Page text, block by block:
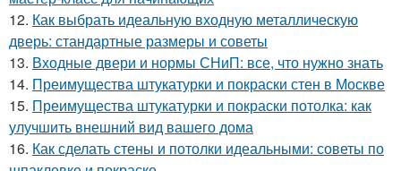
12. Как выбрать идеальную входную металлическую
дверь: стандартные размеры и советы
13. Входные двери и нормы СНиП: все, что нужно знать
14. Преимущества штукатурки и покраски стен в Москве
15. Преимущества штукатурки и покраски потолка: как
улучшить внешний вид вашего дома
16. Как сделать стены и потолки идеальными: советы по